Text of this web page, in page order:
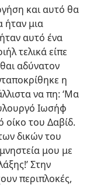
και αυτό θα
ήταν μια
αυτό ένα
τελικά είπε
αδύνατον
η
να πη: ‘Μα
Ιωσήφ
οίκο του Δαβίδ.
δικών του
μου με
Στην
περιπλοκές,